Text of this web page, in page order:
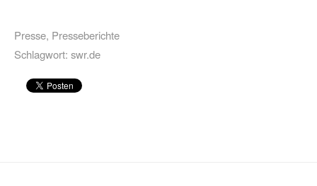
Presse, Presseberichte
Schlagwort: swr.de